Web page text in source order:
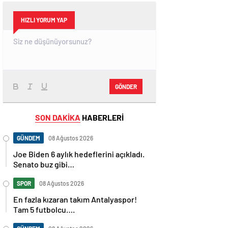
HIZLI YORUM YAP
GÖNDER
SON DAKİKA HABERLERİ
GÜNDEM 08 Ağustos 2026
Joe Biden 6 aylık hedeflerini açıkladı.
Senato buz gibi…
SPOR 08 Ağustos 2026
En fazla kızaran takım Antalyaspor!
Tam 5 futbolcu….